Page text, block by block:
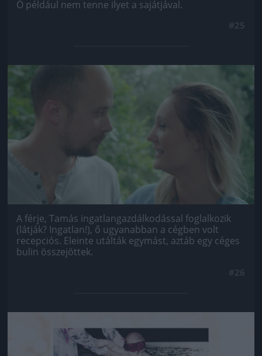
Ő például nem tenne ilyet a sajátjával.
Jön még kép!
A férje, Tamás ingatlangazdálkodással foglalkozik
(látják? Ingatlan!), ő ugyanabban a cégben volt
recepciós. Eleinte utálták egymást, aztáb egy céges
bulin összejöttek.
Jön még kép!